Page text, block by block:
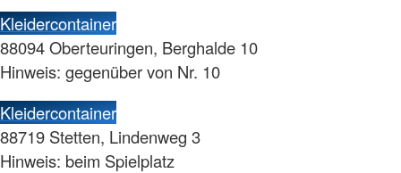
Kleidercontainer
88094 Oberteuringen, Berghalde 10
Hinweis: gegenüber von Nr. 10
Kleidercontainer
88719 Stetten, Lindenweg 3
Hinweis: beim Spielplatz